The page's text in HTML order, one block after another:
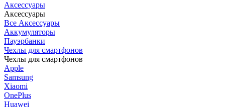
Аксессуары
Аксессуары
Все Аксессуары
Аккумуляторы
Пауэрбанки
Чехлы для смартфонов
Чехлы для смартфонов
Apple
Samsung
Xiaomi
OnePlus
Huawei